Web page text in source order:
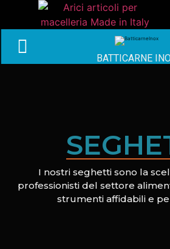
BATTICARNE
I nostri seghetti sono la
professionisti del settore
strumenti affidabili e